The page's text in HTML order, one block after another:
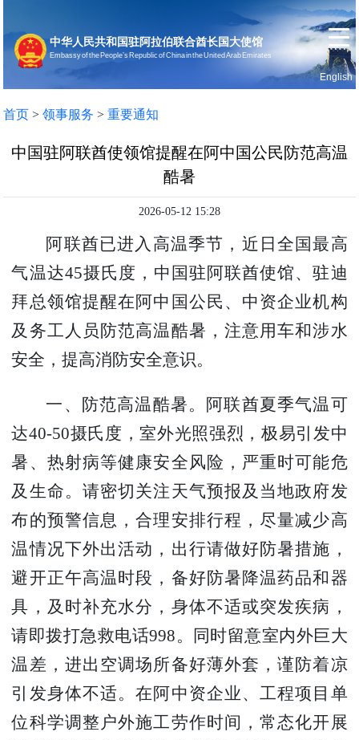
中华人民共和国驻阿拉伯联合酋长国大使馆
Embassy of the People’s Republic of China in the United Arab Emirates
English
首页 >领事服务 >重要通知
中国驻阿联酋使领馆提醒在阿中国公民防范高温
酷暑
2026-05-12 15:28
阿联酋已进入高温季节，近日全国最高
气温达45摄氏度，中国驻阿联酋使馆、驻迪
拜总领馆提醒在阿中国公民、中资企业机构
及务工人员防范高温酷暑，注意用车和涉水
安全，提高消防安全意识。
一、防范高温酷暑。 阿联酋夏季气温可
达40-50摄氏度，室外光照强烈，极易引发中
暑、热射病等健康安全风险，严重时可能危
及生命。请密切关注天气预报及当地政府发
布的预警信息，合理安排行程，尽量减少高
温情况下外出活动，出行请做好防暑措施，
避开正午高温时段，备好防暑降温药品和器
具，及时补充水分，身体不适或突发疾病，
请即拨打急救电话998。同时留意室内外巨大
温差，进出空调场所备好薄外套，谨防着凉
引发身体不适。在阿中资企业、工程项目单
位科学调整户外施工劳作时间，常态化开展